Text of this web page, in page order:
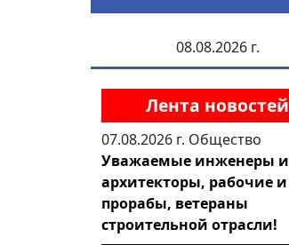
08.08.2026 г.
Лента новостей
07.08.2026 г. Общество
Уважаемые инженеры и
архитекторы, рабочие и
прорабы, ветераны
строительной отрасли!